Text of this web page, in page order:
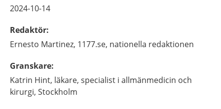
2024-10-14
Redaktör:
Ernesto Martinez, 1177.se, nationella redaktionen
Granskare:
Katrin Hint, läkare, specialist i allmänmedicin och
kirurgi, Stockholm